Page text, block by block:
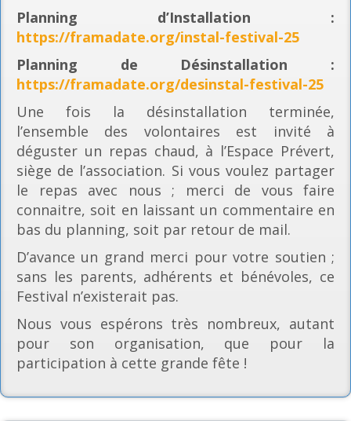
Planning d’Installation :
https://framadate.org/instal-festival-25
Planning de Désinstallation :
https://framadate.org/desinstal-festival-25
Une fois la désinstallation terminée,
l’ensemble des volontaires est invité à
déguster un repas chaud, à l’Espace Prévert,
siège de l’association. Si vous voulez partager
le repas avec nous ; merci de vous faire
connaitre, soit en laissant un commentaire en
bas du planning, soit par retour de mail.
D’avance un grand merci pour votre soutien ;
sans les parents, adhérents et bénévoles, ce
Festival n’existerait pas.
Nous vous espérons très nombreux, autant
pour son organisation, que pour la
participation à cette grande fête !